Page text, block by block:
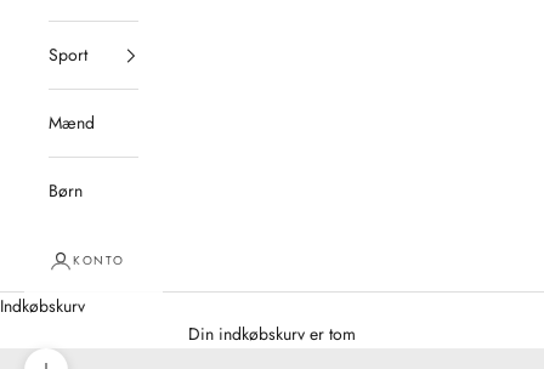
Sport
Mænd
Børn
KONTO
Indkøbskurv
Din indkøbskurv er tom